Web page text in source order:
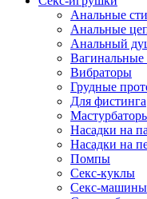
Анальные
Анальные
Анальный
Вибраторы
Грудные
Для фистинга
Насадки на
Насадки на
Помпы
Секс-куклы
Секс-машины